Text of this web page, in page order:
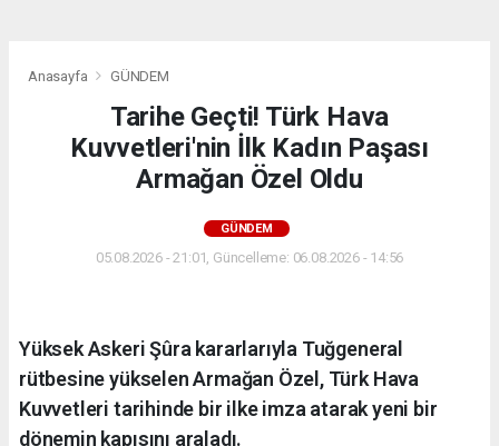
Anasayfa GÜNDEM
Tarihe Geçti! Türk Hava
Kuvvetleri'nin İlk Kadın Paşası
Armağan Özel Oldu
GÜNDEM
05.08.2026 - 21:01, Güncelleme: 06.08.2026 - 14:56
Yüksek Askeri Şûra kararlarıyla Tuğgeneral
rütbesine yükselen Armağan Özel, Türk Hava
Kuvvetleri tarihinde bir ilke imza atarak yeni bir
dönemin kapısını araladı.